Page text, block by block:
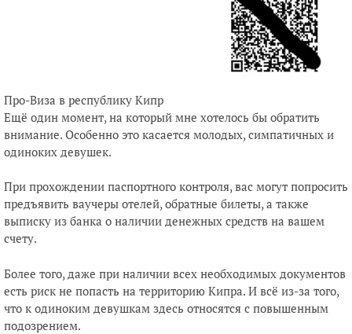
Про-Виза в республику Кипр
Ещё один момент, на который мне хотелось бы обратить
внимание. Особенно это касается молодых, симпатичных и
одиноких девушек.
При прохождении паспортного контроля, вас могут попросить
предъявить ваучеры отелей, обратные билеты, а также
выписку из банка о наличии денежных средств на вашем
счету.
Более того, даже при наличии всех необходимых документов
есть риск не попасть на территорию Кипра. И всё из-за того,
что к одиноким девушкам здесь относятся с повышенным
подозрением.